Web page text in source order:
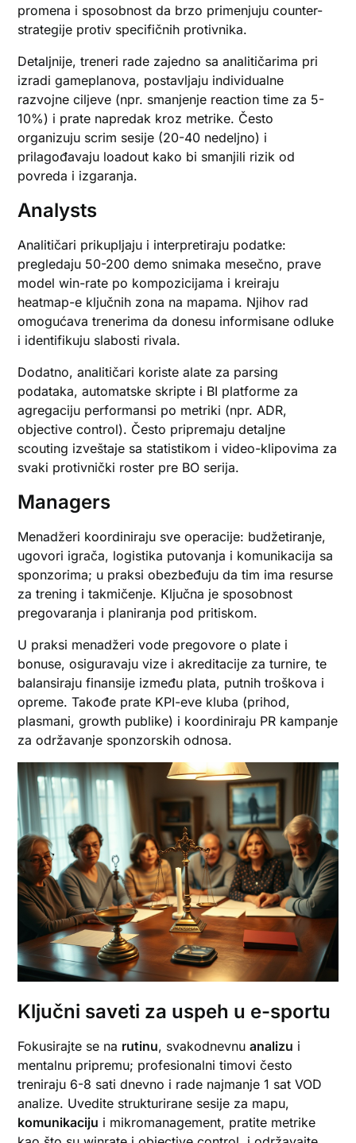
promena i sposobnost da brzo primenjuju counter-
strategije protiv specifičnih protivnika.
Detaljnije, treneri rade zajedno sa analitičarima pri
izradi gameplanova, postavljaju individualne
razvojne ciljeve (npr. smanjenje reaction time za 5-
10%) i prate napredak kroz metrike. Često
organizuju scrim sesije (20-40 nedeljno) i
prilagođavaju loadout kako bi smanjili rizik od
povreda i izgaranja.
Analysts
Analitičari prikupljaju i interpretiraju podatke:
pregledaju 50-200 demo snimaka mesečno, prave
model win-rate po kompozicijama i kreiraju
heatmap-e ključnih zona na mapama. Njihov rad
omogućava trenerima da donesu informisane odluke
i identifikuju slabosti rivala.
Dodatno, analitičari koriste alate za parsing
podataka, automatske skripte i BI platforme za
agregaciju performansi po metriki (npr. ADR,
objective control). Često pripremaju detaljne
scouting izveštaje sa statistikom i video-klipovima za
svaki protivnički roster pre BO serija.
Managers
Menadžeri koordiniraju sve operacije: budžetiranje,
ugovori igrača, logistika putovanja i komunikacija sa
sponzorima; u praksi obezbeđuju da tim ima resurse
za trening i takmičenje. Ključna je sposobnost
pregovaranja i planiranja pod pritiskom.
U praksi menadžeri vode pregovore o plate i
bonuse, osiguravaju vize i akreditacije za turnire, te
balansiraju finansije između plata, putnih troškova i
opreme. Takođe prate KPI-eve kluba (prihod,
plasmani, growth publike) i koordiniraju PR kampanje
za održavanje sponzorskih odnosa.
Ključni saveti za uspeh u e-sportu
Fokusirajte se na rutinu, svakodnevnuanalizu i
mentalnu pripremu; profesionalni timovi često
treniraju 6-8 sati dnevno i rade najmanje 1 sat VOD
analize. Uvedite strukturirane sesije za mapu,
komunikaciju i mikromanagement, pratite metrike